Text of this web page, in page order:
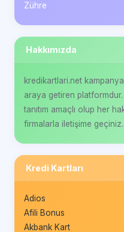
Zühre
Hakkımızda
kredikartlari.net
araya getiren
tanıtım amaçlı olup her
firmalarla iletişime geçiniz.
Kredi Kartları
Adios
Afili Bonus
Akbank Kart